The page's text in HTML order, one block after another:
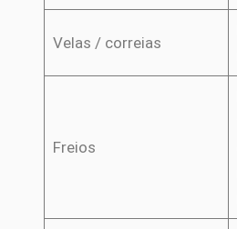
Velas / correias
Freios